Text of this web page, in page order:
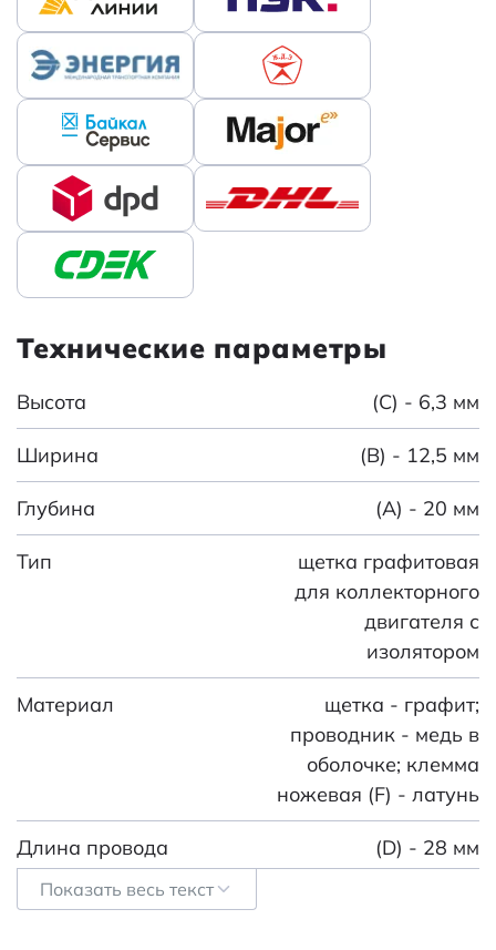
Технические параметры
Высота (C) - 6,3 мм
Ширина (B) - 12,5 мм
Глубина (A) - 20 мм
Тип
щетка графитовая
для коллекторного
двигателя с
изолятором
Материал
щетка - графит;
проводник - медь в
оболочке; клемма
ножевая (F) - латунь
Длина провода (D) - 28 мм
Вес брутто
Показать весь текст